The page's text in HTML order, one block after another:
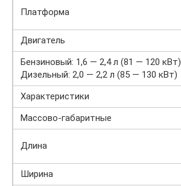
Платформа
Двигатель
Бензиновый: 1,6 — 2,4 л (81 — 120 кВт)
Дизельный: 2,0 — 2,2 л (85 — 130 кВт)
Характеристики
Массово-габаритные
Длина
Ширина